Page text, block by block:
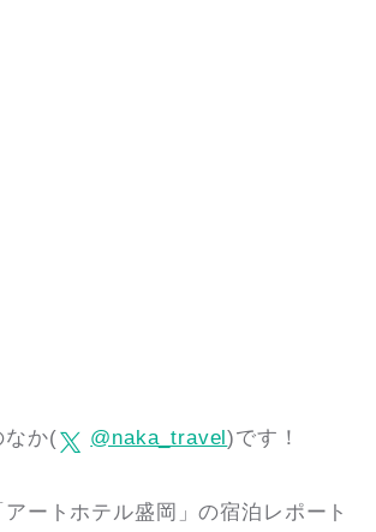
なか( @naka_travel)です！
ートホテル盛岡」の宿泊レポート